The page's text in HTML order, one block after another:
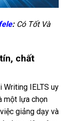
: Có Tốt Và
chất
Writing IELTS uy
một lựa chọn
giảng dạy và